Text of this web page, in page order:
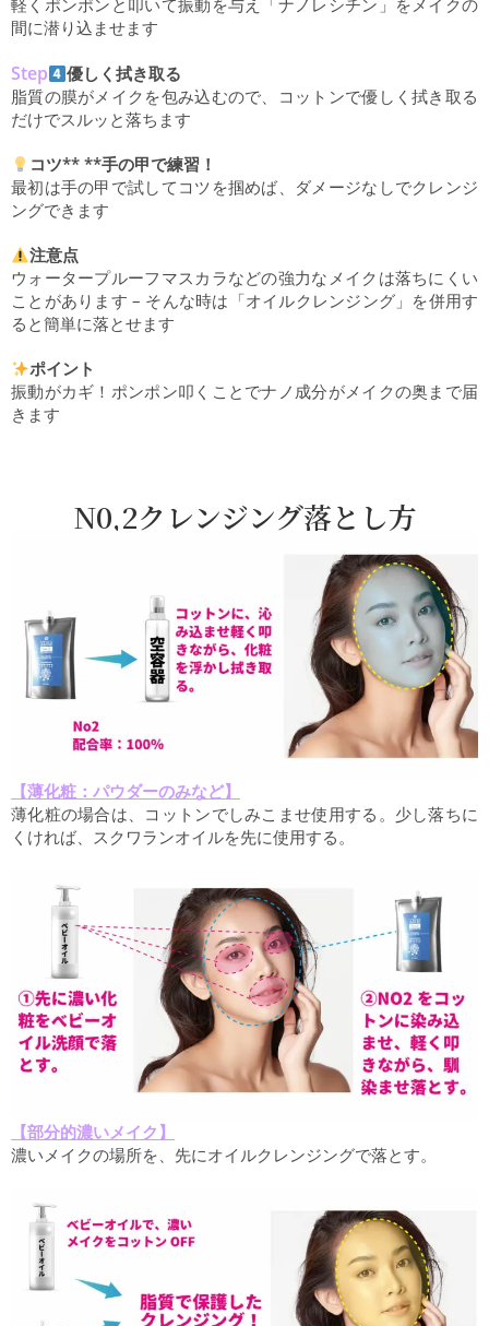
軽くポンポンと叩いて振動を与え「ナノレシチン」をメイクの
間に潜り込ませます
Step
優しく拭き取る
脂質の膜がメイクを包み込むので、コットンで優しく拭き取る
だけでスルッと落ちます
コツ** **手の甲で練習！
最初は手の甲で試してコツを掴めば、ダメージなしでクレンジ
ングできます
注意点
ウォータープルーフマスカラなどの強力なメイクは落ちにくい
ことがあります – そんな時は「オイルクレンジング」を併用す
ると簡単に落とせます
ポイント
振動がカギ！ポンポン叩くことでナノ成分がメイクの奥まで届
きます
N0,2クレンジング落とし方
【薄化粧：パウダーのみなど】
薄化粧の場合は、コットンでしみこませ使用する。少し落ちに
くければ、スクワランオイルを先に使用する。
【部分的濃いメイク】
濃いメイクの場所を、先にオイルクレンジングで落とす。